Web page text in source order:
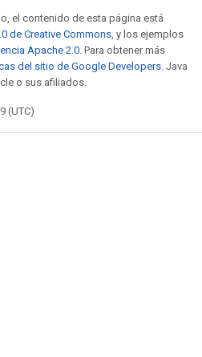
el contenido de esta página está
de Creative Commons, y los ejemplos
Apache 2.0. Para obtener más
del sitio de Google Developers. Java
o sus afiliados.
(UTC)